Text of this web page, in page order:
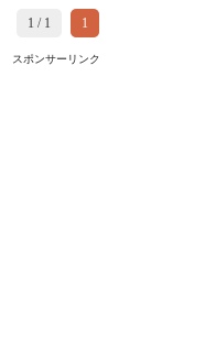
1 / 1 1
スポンサーリンク